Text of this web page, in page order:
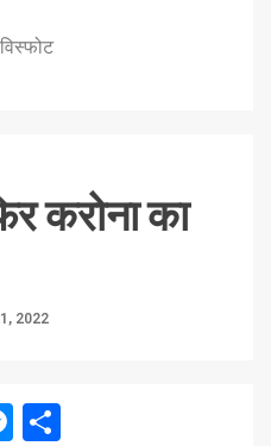
करोना का
2022
Messenger